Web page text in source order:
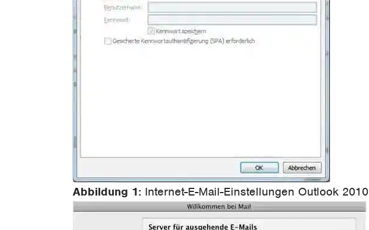
Abbildung 1: Internet-E-Mail-Einstellungen Outlook 2010